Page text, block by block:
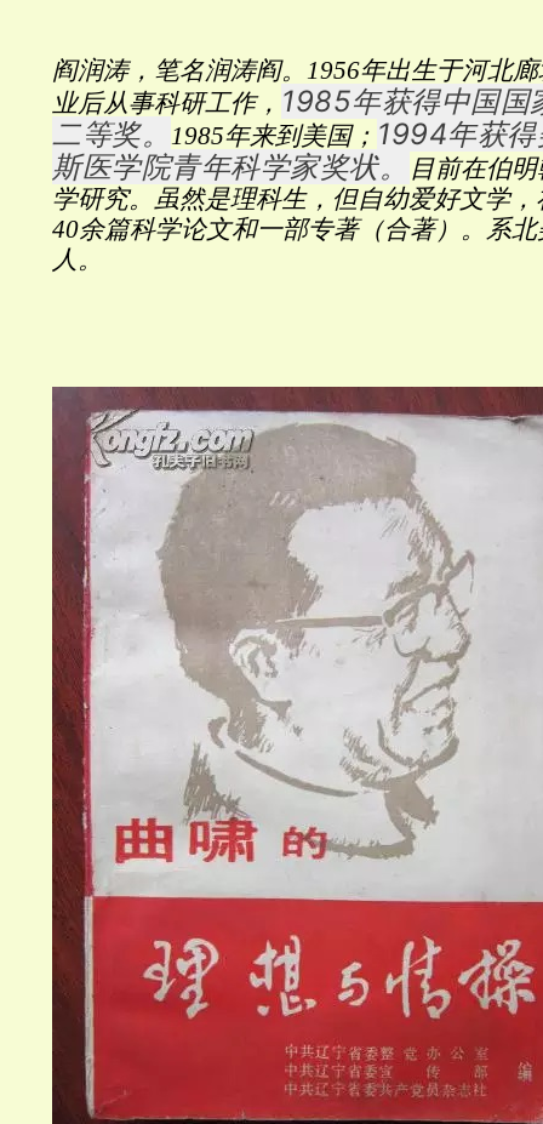
阎润涛，笔名润涛阎。 1956年出生于河北
业后从事科研工作， 1985年获得中国国
二等奖。1985年来到美国； 1994年获
斯医学院青年科学家奖状。
目前在伯
学研究。 虽然是理科生，但自幼爱好文学，
40余篇科学论文和一部专著（合著）。系
人。